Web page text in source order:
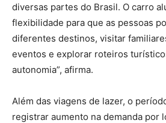
diversas partes do Brasil. O carro
flexibilidade para que as pessoas
diferentes destinos, visitar
eventos e explorar roteiros
autonomia”, afirma.
Além das viagens de lazer, o
registrar aumento na demanda por